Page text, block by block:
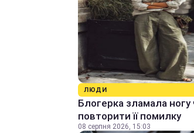
ЛЮДИ
Блогерка зламала
повторити її помилку
08 серпня 2026, 15:03